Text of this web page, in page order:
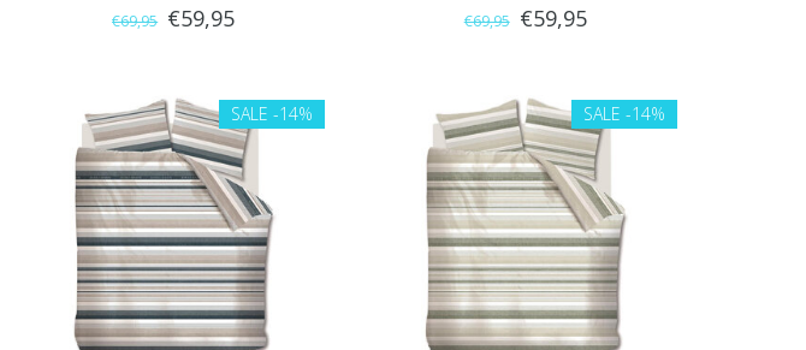
€69,95 €59,95 €69,95 €59,95
SALE-14% SALE -14%